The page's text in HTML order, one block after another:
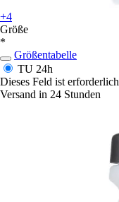
+4
Größe
*
Größentabelle
TU 24h
Dieses Feld ist erforderlich
Versand in 24 Stunden